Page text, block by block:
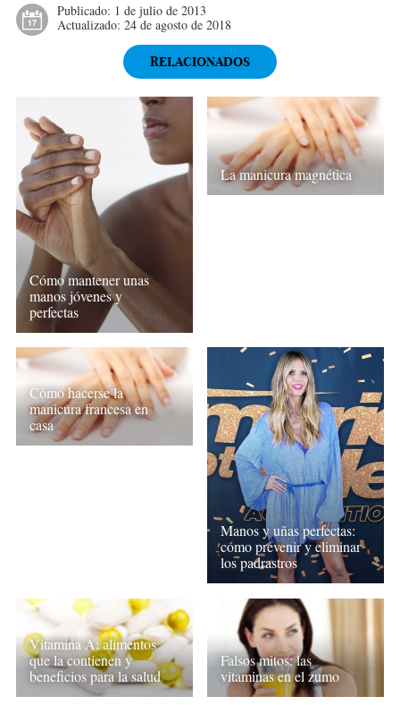
Publicado: 1 de julio de 2013
Actualizado: 24 de agosto de 2018
RELACIONADOS
Cómo mantener unas
manos jóvenes y
perfectas
La manicura magnética
Cómo hacerse la
manicura francesa en
casa
Manos y uñas perfectas:
cómo prevenir y eliminar
los padrastros
Vitamina A: alimentos
que la contienen y
beneficios para la salud
Falsos mitos: las
vitaminas en el zumo